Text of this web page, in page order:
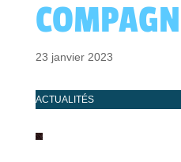
23 janvier 2023
ACTUALITÉS